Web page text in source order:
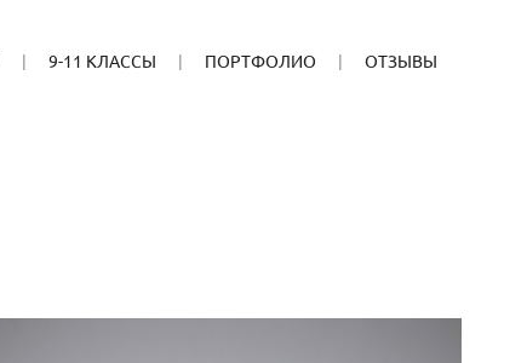
9-11 КЛАССЫ ПОРТФОЛИО ОТЗЫВЫ